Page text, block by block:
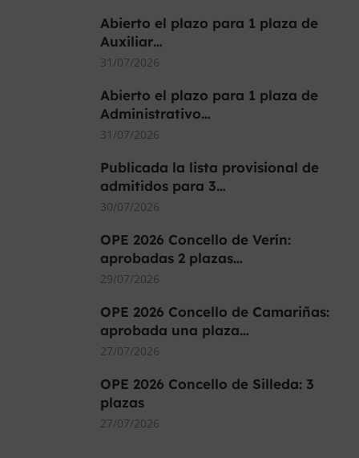
Abierto el plazo para 1 plaza de
Auxiliar…
31/07/2026
Abierto el plazo para 1 plaza de
Administrativo…
31/07/2026
Publicada la lista provisional de
admitidos para 3…
30/07/2026
OPE 2026 Concello de Verín:
aprobadas 2 plazas…
29/07/2026
OPE 2026 Concello de Camariñas:
aprobada una plaza…
27/07/2026
OPE 2026 Concello de Silleda: 3
plazas
27/07/2026